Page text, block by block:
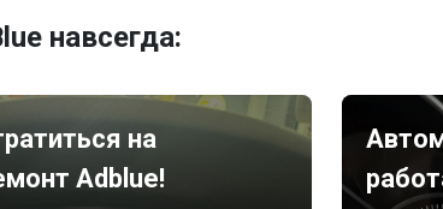
навсегда:
на
Adblue!